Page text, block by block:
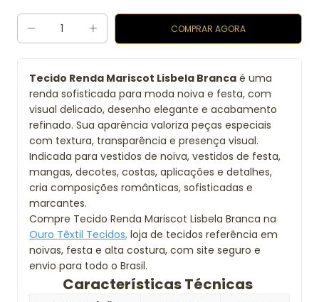
Tecido Renda Mariscot Lisbela Branca é uma
renda sofisticada para moda noiva e festa, com
visual delicado, desenho elegante e acabamento
refinado. Sua aparência valoriza peças especiais
com textura, transparência e presença visual.
Indicada para vestidos de noiva, vestidos de festa,
mangas, decotes, costas, aplicações e detalhes,
cria composições românticas, sofisticadas e
marcantes.
Compre Tecido Renda Mariscot Lisbela Branca na
Ouro Têxtil Tecidos, loja de tecidos referência em
noivas, festa e alta costura, com site seguro e
envio para todo o Brasil.
Características Técnicas